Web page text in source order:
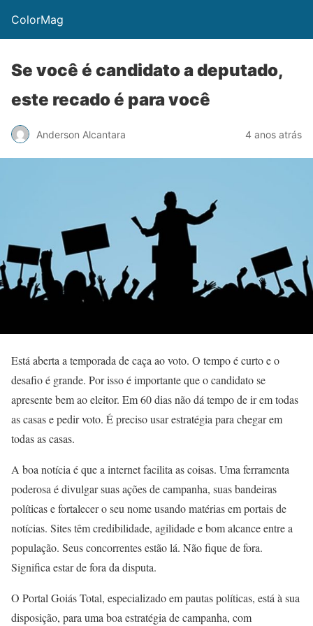
ColorMag
Se você é candidato a deputado,
este recado é para você
Anderson Alcantara 4 anos atrás
Está aberta a temporada de caça ao voto. O tempo é curto e o
desafio é grande. Por isso é importante que o candidato se
apresente bem ao eleitor. Em 60 dias não dá tempo de ir em todas
as casas e pedir voto. É preciso usar estratégia para chegar em
todas as casas.
A boa notícia é que a internet facilita as coisas. Uma ferramenta
poderosa é divulgar suas ações de campanha, suas bandeiras
políticas e fortalecer o seu nome usando matérias em portais de
notícias. Sites têm credibilidade, agilidade e bom alcance entre a
população. Seus concorrentes estão lá. Não fique de fora.
Significa estar de fora da disputa.
O Portal Goiás Total, especializado em pautas políticas, está à sua
disposição, para uma boa estratégia de campanha, com